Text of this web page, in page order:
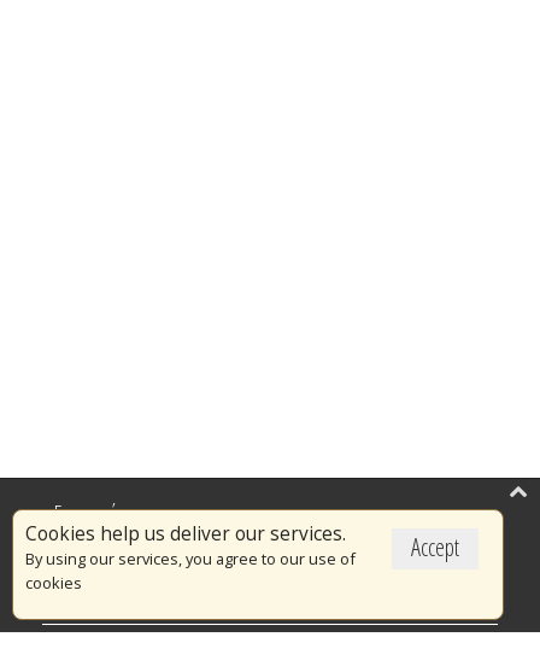
Accept
Cookies help us deliver our services.
By using our services, you agree to our use of
cookies
Επικαιρότητα
Το Πυροσβεστικό Σώμα